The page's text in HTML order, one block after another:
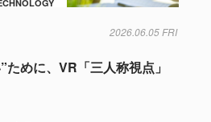
2026.06.05 FRI
めに、VR「三人称視点」